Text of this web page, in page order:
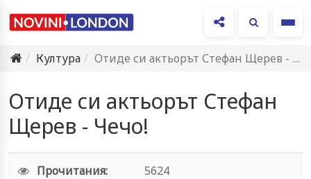
Култура
Отиде си актьорът Стефан Щерев - Чечо!
Отиде си актьорът Стефан
Щерев - Чечо!
Прочитания:
5624